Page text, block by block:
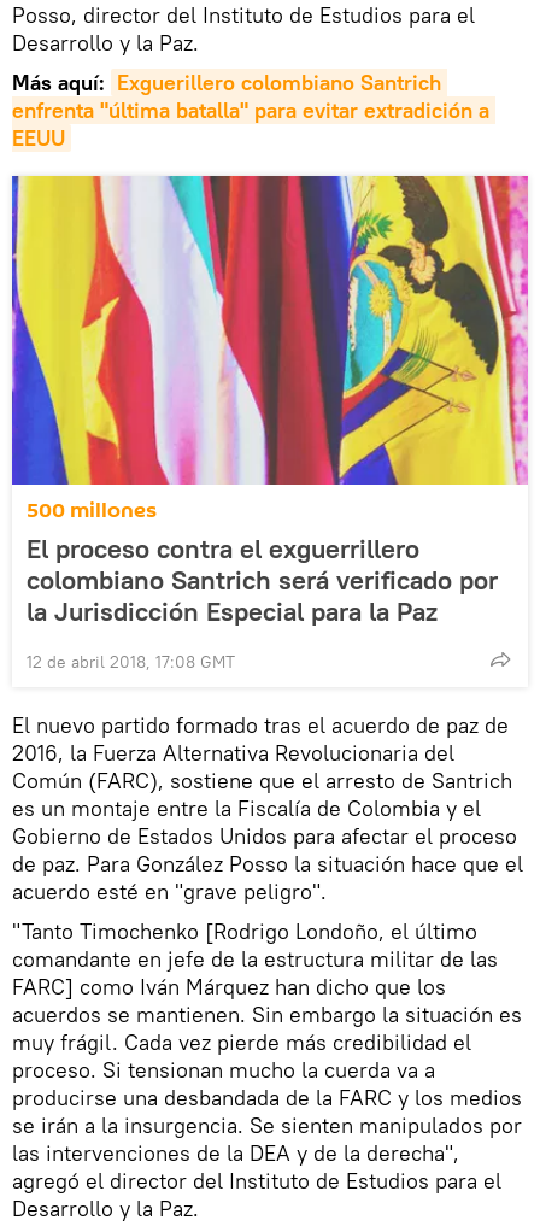
Posso, director del Instituto de Estudios para el
Desarrollo y la Paz.
Más aquí: Exguerillero colombiano Santrich
enfrenta "última batalla" para evitar extradición a
EEUU
500 millones
El proceso contra el exguerrillero
colombiano Santrich será verificado por
la Jurisdicción Especial para la Paz
12 de abril 2018, 17:08 GMT
El nuevo partido formado tras el acuerdo de paz de
2016, la Fuerza Alternativa Revolucionaria del
Común (FARC), sostiene que el arresto de Santrich
es un montaje entre la Fiscalía de Colombia y el
Gobierno de Estados Unidos para afectar el proceso
de paz. Para González Posso la situación hace que el
acuerdo esté en "grave peligro".
"Tanto Timochenko [Rodrigo Londoño, el último
comandante en jefe de la estructura militar de las
FARC] como Iván Márquez han dicho que los
acuerdos se mantienen. Sin embargo la situación es
muy frágil. Cada vez pierde más credibilidad el
proceso. Si tensionan mucho la cuerda va a
producirse una desbandada de la FARC y los medios
se irán a la insurgencia. Se sienten manipulados por
las intervenciones de la DEA y de la derecha",
agregó el director del Instituto de Estudios para el
Desarrollo y la Paz.